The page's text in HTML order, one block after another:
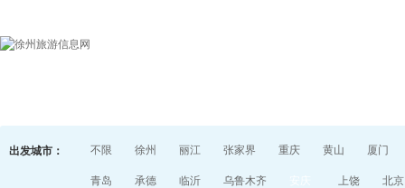
出发城市： 不限 徐州 丽江 张家界 重庆 黄山 厦门
青岛 承德 临沂 乌鲁木齐 上饶 北京